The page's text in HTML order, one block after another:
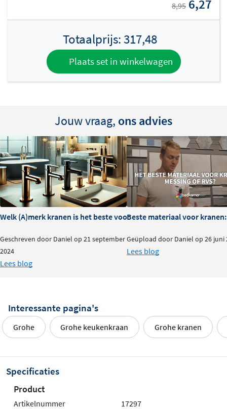
8,95 6,27
Totaalprijs:317,48
Plaats set in winkelwagen
Jouw vraag, ons advies
Welk (A)merk kranen is het beste voor je badkamer?
Geschreven door Daniel op 21 september
2024
Lees blog
Beste materiaal voor kranen:
Geüpload door Daniel op 26 juni
Lees blog
Interessante pagina's
Grohe Grohe keukenkraan Grohe kranen
Specificaties
Product
Artikelnummer
17297